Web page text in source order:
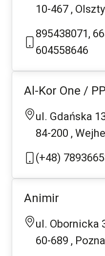
10-467
895438071,
604558646
Al-Kor One /
ul. Gdańska
84-200
(+48)
Animir
ul. Obornicka
60-689